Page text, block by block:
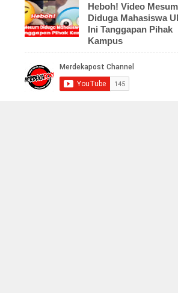
Heboh! Video Mesum
Diduga Mahasiswa
Ini Tanggapan Pihak
Kampus